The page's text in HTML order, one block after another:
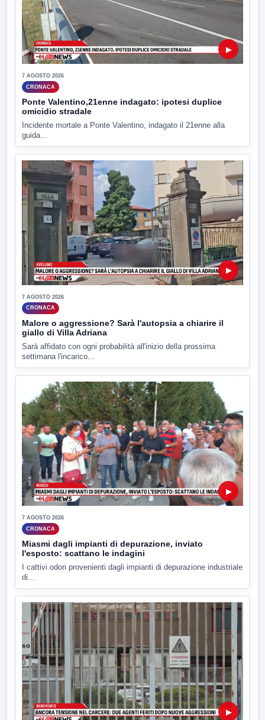
▶
7 AGOSTO 2026
CRONACA
Ponte Valentino,21enne indagato: ipotesi duplice
omicidio stradale
Incidente mortale a Ponte Valentino, indagato il 21enne alla
guida...
▶
7 AGOSTO 2026
CRONACA
Malore o aggressione? Sarà l'autopsia a chiarire il
giallo di Villa Adriana
Sarà affidato con ogni probabilità all'inizio della prossima
settimana l'incarico...
▶
7 AGOSTO 2026
CRONACA
Miasmi dagli impianti di depurazione, inviato
l'esposto: scattano le indagini
I cattivi odori provenienti dagli impianti di depurazione industriale
di...
▶